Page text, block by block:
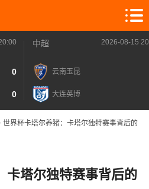
0
0
中超 2026-08-15
云南玉昆
大连英博
世界杯卡塔尔养猪：卡塔尔独特赛事背后的
卡塔尔独特赛事背后的